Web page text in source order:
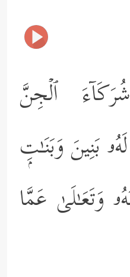
ٱلۡجِنَّ
بَنِینَ وَبَنَـٰتِۭ
وَتَعَـٰلَىٰ عَمَّا